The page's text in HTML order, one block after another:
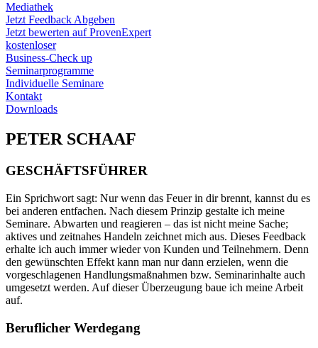
Mediathek
Jetzt Feedback Abgeben
Jetzt bewerten auf ProvenExpert
kostenloser
Business-Check up
Seminarprogramme
Individuelle Seminare
Kontakt
Downloads
PETER SCHAAF
GESCHÄFTSFÜHRER
Ein Sprichwort sagt: Nur wenn das Feuer in dir brennt, kannst du es
bei anderen entfachen. Nach diesem Prinzip gestalte ich meine
Seminare. Abwarten und reagieren – das ist nicht meine Sache;
aktives und zeitnahes Handeln zeichnet mich aus. Dieses Feedback
erhalte ich auch immer wieder von Kunden und Teilnehmern. Denn
den gewünschten Effekt kann man nur dann erzielen, wenn die
vorgeschlagenen Handlungsmaßnahmen bzw. Seminarinhalte auch
umgesetzt werden. Auf dieser Überzeugung baue ich meine Arbeit
auf.
Beruflicher Werdegang